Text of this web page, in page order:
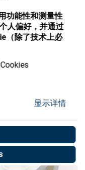
功能性和测量性
人偏好，并通过
（除了技术上必
显示详情